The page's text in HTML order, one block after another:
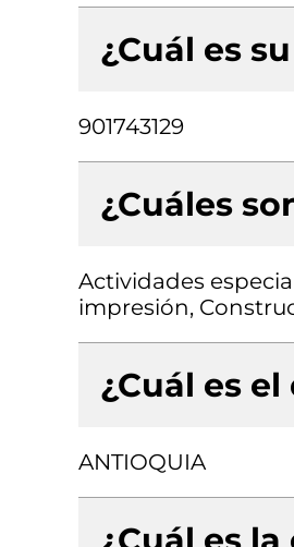
¿Cuál es
901743129
¿Cuáles
Actividades
impresión,
¿Cuál es
ANTIOQUIA